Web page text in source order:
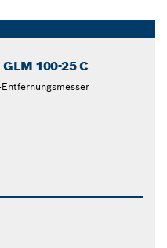
GLM 100-25 C
Entfernungsmesser